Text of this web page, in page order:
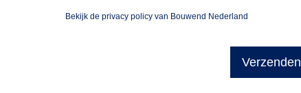
Bekijk de privacy policy van Bouwend Nederland
Verzenden